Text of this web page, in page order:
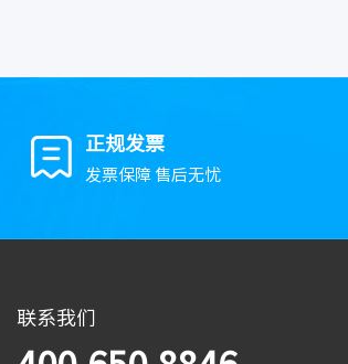
正规发票
发票保障 售后无忧
联系我们